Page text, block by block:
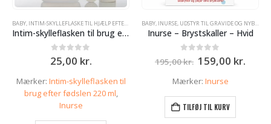
BABY, INTIM-SKYLLEFLASKE TIL HJÆLP EFTER FØDSLEN ,UDSTYR TIL GRAVIDE OG NYBAGTE MØDRE
Intim-skylleflasken til brug efter fødslen – inurse
0 ud af 5
25,00 kr.
Mærker: Intim-skylleflasken til
brug efter fødslen 220 ml,
Inurse
BABY, INURSE, UDSTYR TIL GRAVIDE OG NYBAGTE MØDRE
Inurse – Brystskaller – Hvid
ud af 5
195,00kr. Den
oprindelige
pris
195,00 kr..
159,00 kr.Den
Mærker: Inurse
TILFØJ TIL KURV